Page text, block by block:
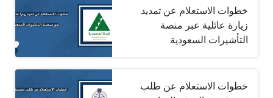
خطوات الاستعلام عن تمديد
زيارة عائلية عبر منصة
التأشيرات السعودية
خطوات الاستعلام عن طلب